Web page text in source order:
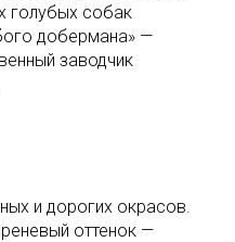
голубых собак
добермана» —
заводчик
и дорогих окрасов.
оттенок —